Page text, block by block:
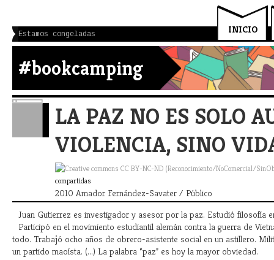
INICIO
Estamos congeladas
#bookcamping
LA PAZ NO ES SOLO
VIOLENCIA, SINO
compartidas
2010 Amador Fernández-Savater / Público
Juan Gutierrez es investigador y asesor por la paz. Estudió filosofía
Participó en el movimiento estudiantil alemán contra la guerra de
todo. Trabajó ocho años de obrero-asistente social en un astillero.
un partido maoísta. (...) La palabra “paz” es hoy la mayor obviedad.